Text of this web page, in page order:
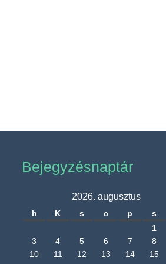
Bejegyzésnaptár
2026. augusztus
h K s c p s
1
3
4 5 6 7 8
10
11 12 13 14 15